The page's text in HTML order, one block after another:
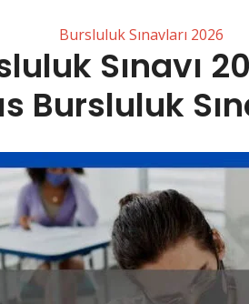
Bursluluk Sınavları 2026
Sınavı
Bursluluk